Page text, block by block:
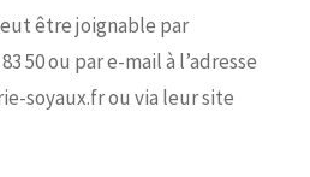
être joignable par
50 ou par e-mail à l’adresse
soyaux.fr ou via leur site